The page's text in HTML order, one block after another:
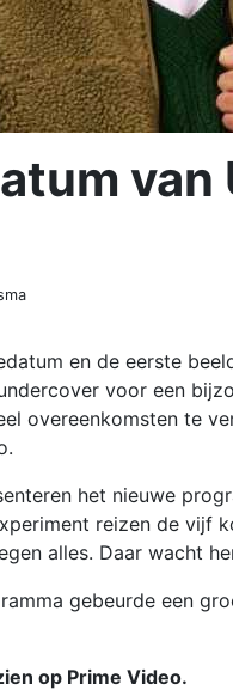
van
en de eerste
voor een
overeenkomsten te
het nieuwe
reizen de vijf
alles. Daar wacht
gebeurde een
op Prime Video.